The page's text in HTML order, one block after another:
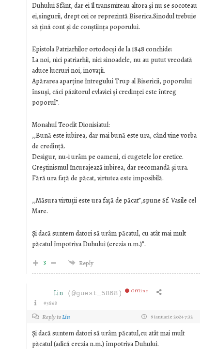
Duhului Sfânt, dar ei îl transmiteau altora şi nu se socoteau
ei,singurii, drept cei ce reprezintă Biserica.Sinodul trebuie
să țină cont şi de conştiința poporului.
Epistola Patriarhilor ortodocşi de la 1848 conchide:
La noi, nici patriarhii, nici sinoadele, nu au putut vreodată
aduce lucruri noi, inovații.
Apărarea aparține întregului Trup al Bisericii, poporului
însuşi, căci păzitorul evlaviei şi credinței este întreg
poporul”.
Monahul Teoclit Dionisiatul:
,,Bună este iubirea, dar mai bună este ura, când vine vorba
de credință.
Desigur, nu-i urâm pe oameni, ci cugetele lor eretice.
Creştinismul încurajează iubirea, dar recomandă şi ura.
Fără ura față de păcat, virtutea este imposibilă.
,,Măsura virtuții este ura față de păcat”,spune Sf. Vasile cel
Mare.
Şi dacă suntem datori să urâm păcatul, cu atât mai mult
păcatul împotriva Duhului (erezia n.m.)”.
3
Reply
Lin (@guest_5868) Offline
#5868
Reply toLin 9 ianuarie 2024 7:32
Şi dacă suntem datori să urâm păcatul,cu atât mai mult
păcatul (adică erezia n.m.) împotriva Duhului.